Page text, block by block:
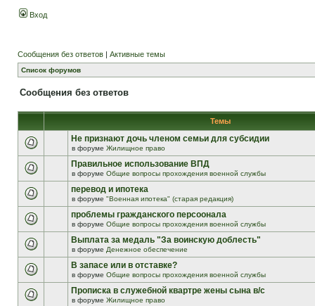
Вход
Сообщения без ответов | Активные темы
Список форумов
Сообщения без ответов
Темы
Не признают дочь членом семьи для субсидии
в форуме Жилищное право
Правильное использование ВПД
в форуме Общие вопросы прохождения военной службы
перевод и ипотека
в форуме "Военная ипотека" (старая редакция)
проблемы гражданского персоонала
в форуме Общие вопросы прохождения военной службы
Выплата за медаль "За воинскую доблесть"
в форуме Денежное обеспечение
В запасе или в отставке?
в форуме Общие вопросы прохождения военной службы
Прописка в служебной квартре жены сына в/с
в форуме Жилищное право